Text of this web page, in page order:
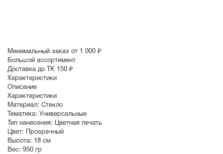
Минимальный заказ от 1 000 ₽
Большой ассортимент
Доставка до ТК 150 ₽
Характеристики
Описание
Характеристики
Материал: Стекло
Тематика: Универсальные
Тип нанесения: Цветная печать
Цвет: Прозрачный
Высота: 18 см
Вес: 950 гр